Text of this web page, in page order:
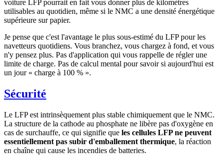
voiture LFP pourrait en fait vous donner plus de kilomètres
utilisables au quotidien, même si le NMC a une densité énergétique
supérieure sur papier.
Je pense que c'est l'avantage le plus sous-estimé du LFP pour les
navetteurs quotidiens. Vous branchez, vous chargez à fond, et vous
n'y pensez plus. Pas d'application qui vous rappelle de régler une
limite de charge. Pas de calcul mental pour savoir si aujourd'hui est
un jour « charge à 100 % ».
Sécurité
Le LFP est intrinsèquement plus stable chimiquement que le NMC.
La structure de la cathode au phosphate ne libère pas d'oxygène en
cas de surchauffe, ce qui signifie que les cellules LFP ne peuvent
essentiellement pas subir d'emballement thermique, la réaction
en chaîne qui cause les incendies de batteries.